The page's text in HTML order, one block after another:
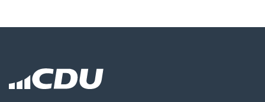
Fußbereich